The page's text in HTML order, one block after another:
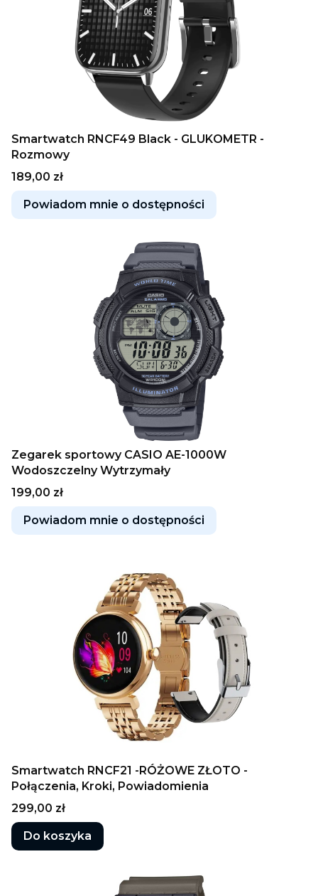
Smartwatch RNCF49 Black - GLUKOMETR -
Rozmowy
Cena
189,00 zł
Powiadom mnie o dostępności
Zegarek sportowy CASIO AE-1000W
Wodoszczelny Wytrzymały
Cena
199,00 zł
Powiadom mnie o dostępności
Smartwatch RNCF21 -RÓŻOWE ZŁOTO -
Połączenia, Kroki, Powiadomienia
Cena
299,00 zł
Do koszyka